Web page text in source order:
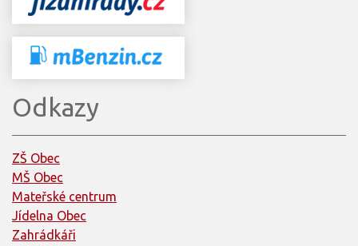
Odkazy
ZŠ Obec
MŠ Obec
Mateřské centrum
Jídelna Obec
Zahrádkáři